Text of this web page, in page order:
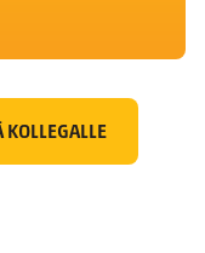
KOLLEGALLE